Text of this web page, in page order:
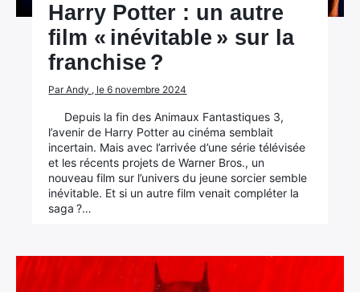
Harry Potter : un autre
film « inévitable » sur la
franchise ?
Par Andy , le 6 novembre 2024
Depuis la fin des Animaux Fantastiques 3,
l’avenir de Harry Potter au cinéma semblait
incertain. Mais avec l’arrivée d’une série télévisée
et les récents projets de Warner Bros., un
nouveau film sur l’univers du jeune sorcier semble
inévitable. Et si un autre film venait compléter la
saga ?…